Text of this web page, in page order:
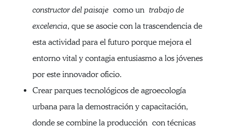
constructor del paisaje como un trabajo de
excelencia, que se asocie con la trascendencia de
esta actividad para el futuro porque mejora el
entorno vital y contagia entusiasmo a los jóvenes
por este innovador oficio.
Crear parques tecnológicos de agroecología
urbana para la demostración y capacitación,
donde se combine la producción con técnicas